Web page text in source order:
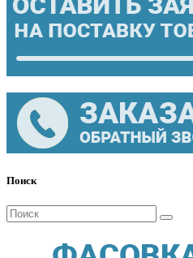
Поиск
Поиск
для: